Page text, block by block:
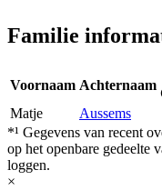
Familie
Voornaam Achternaam
Matje
Aussems
*¹ Gegevens van recent
op het openbare gedeelte
loggen.
×